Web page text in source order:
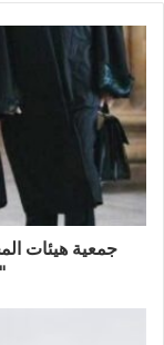
جمعية هيئات